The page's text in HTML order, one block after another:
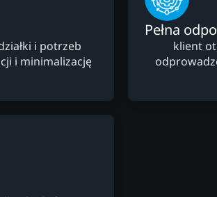
i potrzeb
i minimalizację
Pełna
klient